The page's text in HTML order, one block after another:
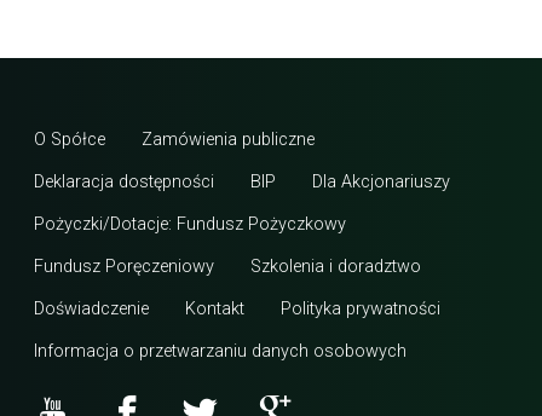
O Spółce Zamówienia publiczne
Deklaracja dostępności BIP Dla Akcjonariuszy
Pożyczki/Dotacje: Fundusz Pożyczkowy
Fundusz Poręczeniowy Szkolenia i doradztwo
Doświadczenie Kontakt Polityka prywatności
Informacja o przetwarzaniu danych osobowych